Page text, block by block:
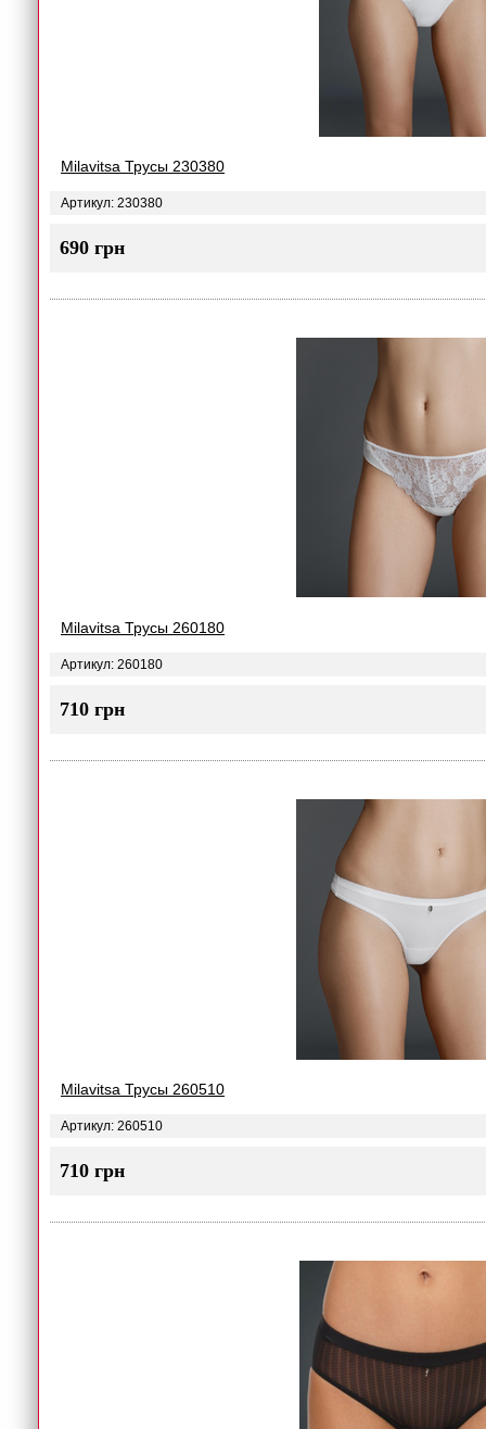
Milavitsa Трусы 230380
Артикул: 230380
690 грн
Milavitsa Трусы 260180
Артикул: 260180
710 грн
Milavitsa Трусы 260510
Артикул: 260510
710 грн